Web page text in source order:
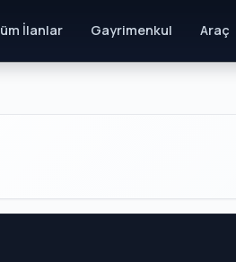
İlanlar Gayrimenkul Araç